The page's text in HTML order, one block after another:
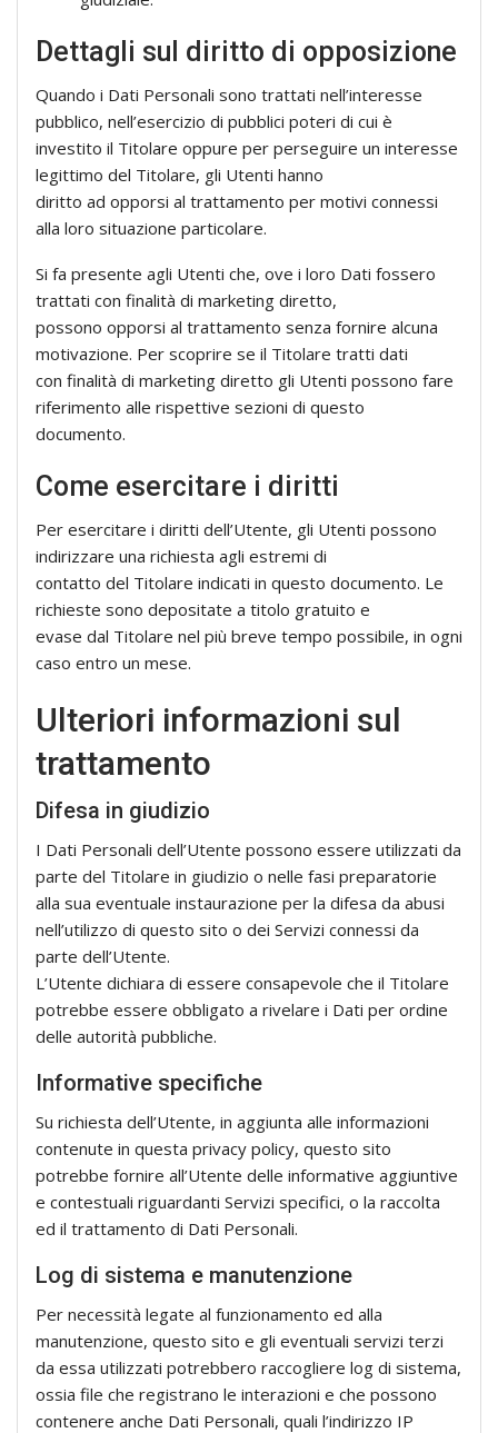
Dettagli sul diritto di opposizione
Quando i Dati Personali sono trattati nell’interesse
pubblico, nell’esercizio di pubblici poteri di cui è
investito il Titolare oppure per perseguire un interesse
legittimo del Titolare, gli Utenti hanno
diritto ad opporsi al trattamento per motivi connessi
alla loro situazione particolare.
Si fa presente agli Utenti che, ove i loro Dati fossero
trattati con finalità di marketing diretto,
possono opporsi al trattamento senza fornire alcuna
motivazione. Per scoprire se il Titolare tratti dati
con finalità di marketing diretto gli Utenti possono fare
riferimento alle rispettive sezioni di questo
documento.
Come esercitare i diritti
Per esercitare i diritti dell’Utente, gli Utenti possono
indirizzare una richiesta agli estremi di
contatto del Titolare indicati in questo documento. Le
richieste sono depositate a titolo gratuito e
evase dal Titolare nel più breve tempo possibile, in ogni
caso entro un mese.
Ulteriori informazioni sul
trattamento
Difesa in giudizio
I Dati Personali dell’Utente possono essere utilizzati da
parte del Titolare in giudizio o nelle fasi preparatorie
alla sua eventuale instaurazione per la difesa da abusi
nell’utilizzo di questo sito o dei Servizi connessi da
parte dell’Utente.
L’Utente dichiara di essere consapevole che il Titolare
potrebbe essere obbligato a rivelare i Dati per ordine
delle autorità pubbliche.
Informative specifiche
Su richiesta dell’Utente, in aggiunta alle informazioni
contenute in questa privacy policy, questo sito
potrebbe fornire all’Utente delle informative aggiuntive
e contestuali riguardanti Servizi specifici, o la raccolta
ed il trattamento di Dati Personali.
Log di sistema e manutenzione
Per necessità legate al funzionamento ed alla
manutenzione, questo sito e gli eventuali servizi terzi
da essa utilizzati potrebbero raccogliere log di sistema,
ossia file che registrano le interazioni e che possono
contenere anche Dati Personali, quali l’indirizzo IP